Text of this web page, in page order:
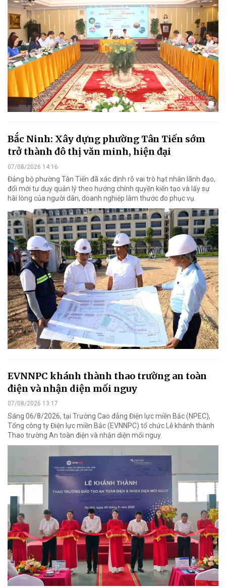
Bắc Ninh: Xây dựng phường Tân Tiến sớm
trở thành đô thị văn minh, hiện đại
07/08/2026 14:16
Đảng bộ phường Tân Tiến đã xác định rõ vai trò hạt nhân lãnh đạo,
đổi mới tư duy quản lý theo hướng chính quyền kiến tạo và lấy sự
hài lòng của người dân, doanh nghiệp làm thước đo phục vụ.
EVNNPC khánh thành thao trường an toàn
điện và nhận diện mối nguy
07/08/2026 13:17
Sáng 06/8/2026, tại Trường Cao đẳng Điện lực miền Bắc (NPEC),
Tổng công ty Điện lực miền Bắc (EVNNPC) tổ chức Lễ khánh thành
Thao trường An toàn điện và nhận diện mối nguy.